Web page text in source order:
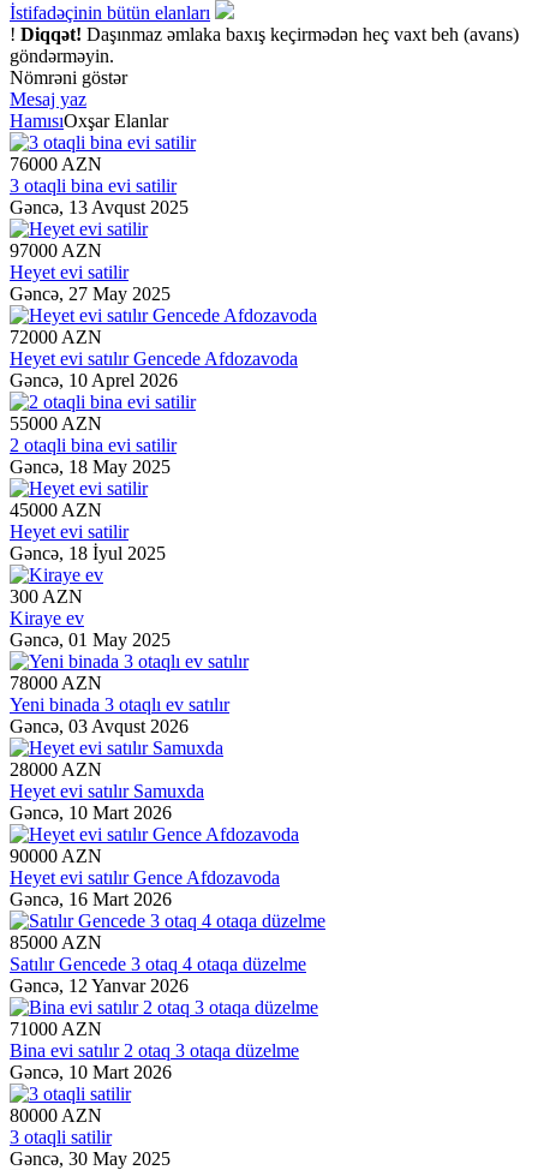
İstifadəçinin bütün elanları
! Diqqət! Daşınmaz əmlaka baxış keçirmədən heç vaxt beh (avans)
göndərməyin.
Nömrəni göstər
Mesaj yaz
HamısıOxşar Elanlar
76000 AZN
3 otaqli bina evi satilir
Gəncə, 13 Avqust 2025
97000 AZN
Heyet evi satilir
Gəncə, 27 May 2025
72000 AZN
Heyet evi satılır Gencede Afdozavoda
Gəncə, 10 Aprel 2026
55000 AZN
2 otaqli bina evi satilir
Gəncə, 18 May 2025
45000 AZN
Heyet evi satilir
Gəncə, 18 İyul 2025
300 AZN
Kiraye ev
Gəncə, 01 May 2025
78000 AZN
Yeni binada 3 otaqlı ev satılır
Gəncə, 03 Avqust 2026
28000 AZN
Heyet evi satılır Samuxda
Gəncə, 10 Mart 2026
90000 AZN
Heyet evi satılır Gence Afdozavoda
Gəncə, 16 Mart 2026
85000 AZN
Satılır Gencede 3 otaq 4 otaqa düzelme
Gəncə, 12 Yanvar 2026
71000 AZN
Bina evi satılır 2 otaq 3 otaqa düzelme
Gəncə, 10 Mart 2026
80000 AZN
3 otaqli satilir
Gəncə, 30 May 2025